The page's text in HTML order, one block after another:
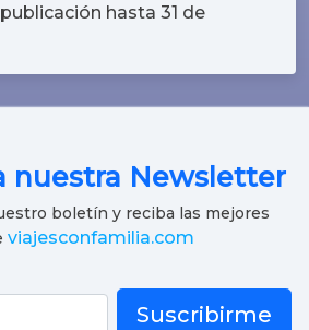
hasta 31 de
nuestra Newsletter
boletín y reciba las mejores
viajesconfamilia.com
Suscribirme